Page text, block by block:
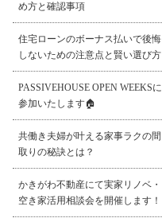
め方と確認事項
住宅ローンのボーナス払いで後悔
しないための注意点と賢い選び方
PASSIVEHOUSE OPEN WEEKSに
参加いたします🏠
共働き夫婦が叶える家事ラクの間
取りの秘訣とは？
かきがわ不動産にて実家リノベ・
空き家活用相談会を開催します！